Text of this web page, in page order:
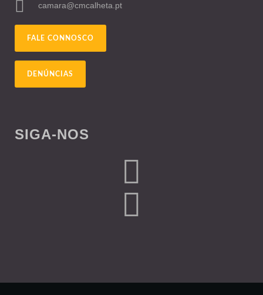
camara@cmcalheta.pt
FALE CONNOSCO
DENÚNCIAS
SIGA-NOS